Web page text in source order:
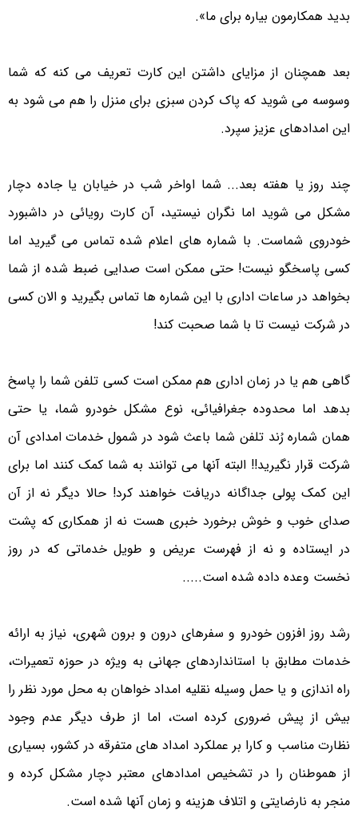
بدید همکارمون بیاره برای ما».
بعد همچنان از مزایای داشتن این کارت تعریف می کنه که شما
وسوسه می شوید که پاک کردن سبزی برای منزل را هم می شود به
این امدادهای عزیز سپرد.
چند روز یا هفته بعد... شما اواخر شب در خیابان یا جاده دچار
مشکل می شوید اما نگران نیستید، آن کارت رویائی در داشبورد
خودروی شماست. با شماره های اعلام شده تماس می گیرید اما
کسی پاسخگو نیست! حتی ممکن است صدایی ضبط شده از شما
بخواهد در ساعات اداری با این شماره ها تماس بگیرید و الان کسی
در شرکت نیست تا با شما صحبت کند!
گاهی هم یا در زمان اداری هم ممکن است کسی تلفن شما را پاسخ
بدهد اما محدوده جغرافیائی، نوع مشکل خودرو شما، یا حتی
همان شماره رُند تلفن شما باعث شود در شمول خدمات امدادی آن
شرکت قرار نگیرید!! البته آنها می توانند به شما کمک کنند اما برای
این کمک پولی جداگانه دریافت خواهند کرد! حالا دیگر نه از آن
صدای خوب و خوش برخورد خبری هست نه از همکاری که پشت
در ایستاده و نه از فهرست عریض و طویل خدماتی که در روز
نخست وعده داده شده است.....
رشد روز افزون خودرو و سفرهای درون و برون شهری، نیاز به ارائه
خدمات مطابق با استانداردهای جهانی به ویژه در حوزه تعمیرات،
راه اندازی و یا حمل وسیله نقلیه امداد خواهان به محل مورد نظر را
بیش از پیش ضروری کرده است، اما از طرف دیگر عدم وجود
نظارت مناسب و کارا بر عملکرد امداد های متفرقه در کشور، بسیاری
از هموطنان را در تشخیص امدادهای معتبر دچار مشکل کرده و
منجر به نارضایتی و اتلاف هزینه و زمان آنها شده است.